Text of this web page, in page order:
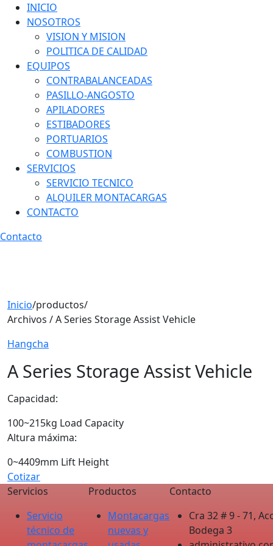
INICIO
NOSOTROS
VISION Y MISION
POLITICA DE CALIDAD
EQUIPOS
CONTRABALANCEADAS
PASILLO-ANGOSTO
APILADORES
ESTIBADORES
PORTUARIOS
COMBUSTION
SERVICIOS
SERVICIO TECNICO
ALQUILER MONTACARGAS
CONTACTO
Contacto
Inicio/productos/
Archivos / A Series Storage Assist Vehicle
Hangcha
A Series Storage Assist Vehicle
Capacidad:
100~215kg Load Capacity
Altura máxima:
0~4409mm Lift Height
Cotizar
Servicios
Servicio
técnico de
Productos
Montacargas
nuevas y
Contacto
Cra 32 # 9 - 71,
Bodega 3 ‎ ‎ ‎